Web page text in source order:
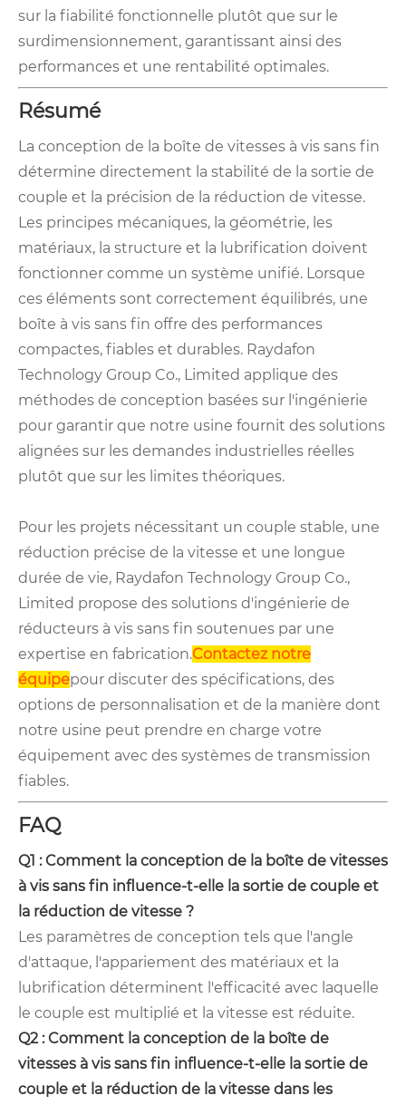
sur la fiabilité fonctionnelle plutôt que sur le
surdimensionnement, garantissant ainsi des
performances et une rentabilité optimales.
Résumé
La conception de la boîte de vitesses à vis sans fin
détermine directement la stabilité de la sortie de
couple et la précision de la réduction de vitesse.
Les principes mécaniques, la géométrie, les
matériaux, la structure et la lubrification doivent
fonctionner comme un système unifié. Lorsque
ces éléments sont correctement équilibrés, une
boîte à vis sans fin offre des performances
compactes, fiables et durables. Raydafon
Technology Group Co., Limited applique des
méthodes de conception basées sur l'ingénierie
pour garantir que notre usine fournit des solutions
alignées sur les demandes industrielles réelles
plutôt que sur les limites théoriques.
Pour les projets nécessitant un couple stable, une
réduction précise de la vitesse et une longue
durée de vie, Raydafon Technology Group Co.,
Limited propose des solutions d'ingénierie de
réducteurs à vis sans fin soutenues par une
expertise en fabrication.Contactez notre
équipepour discuter des spécifications, des
options de personnalisation et de la manière dont
notre usine peut prendre en charge votre
équipement avec des systèmes de transmission
fiables.
FAQ
Q1 : Comment la conception de la boîte de vitesses
à vis sans fin influence-t-elle la sortie de couple et
la réduction de vitesse ?
Les paramètres de conception tels que l'angle
d'attaque, l'appariement des matériaux et la
lubrification déterminent l'efficacité avec laquelle
le couple est multiplié et la vitesse est réduite.
Q2 : Comment la conception de la boîte de
vitesses à vis sans fin influence-t-elle la sortie de
couple et la réduction de la vitesse dans les